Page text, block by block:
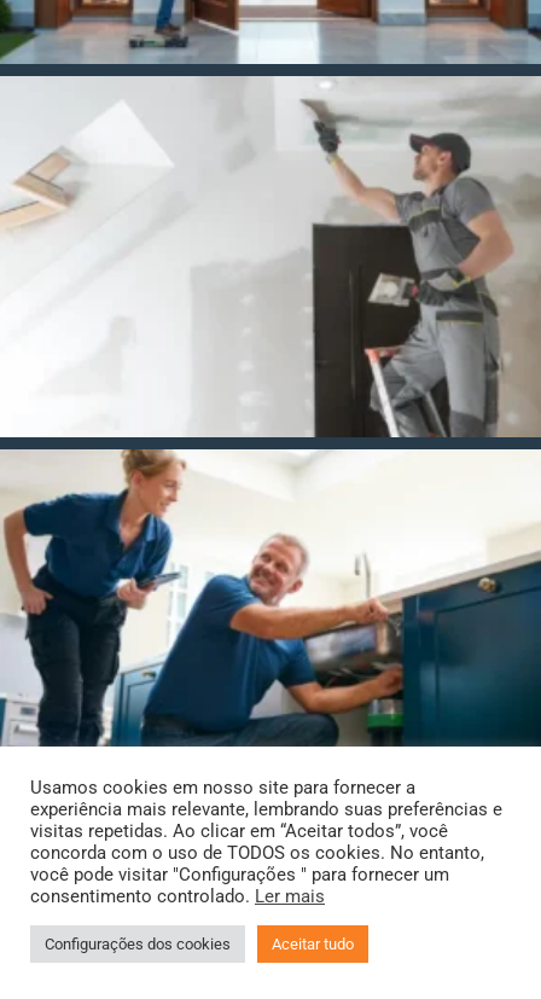
Usamos cookies em nosso site para fornecer a
experiência mais relevante, lembrando suas preferências e
visitas repetidas. Ao clicar em “Aceitar todos”, você
concorda com o uso de TODOS os cookies. No entanto,
você pode visitar "Configurações " para fornecer um
consentimento controlado. Ler mais
Configurações dos cookies Aceitar tudo